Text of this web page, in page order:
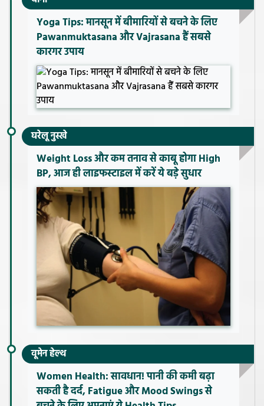
Yoga Tips: मानसून में बीमारियों से बचने के लिए
Pawanmuktasana और Vajrasana हैं सबसे
कारगर उपाय
घरेलू नुस्खे
Weight Loss और कम तनाव से काबू होगा High
BP, आज ही लाइफस्टाइल में करें ये बड़े सुधार
वूमेन हेल्थ
Women Health: सावधान! पानी की कमी बढ़ा
सकती है दर्द, Fatigue और Mood Swings से